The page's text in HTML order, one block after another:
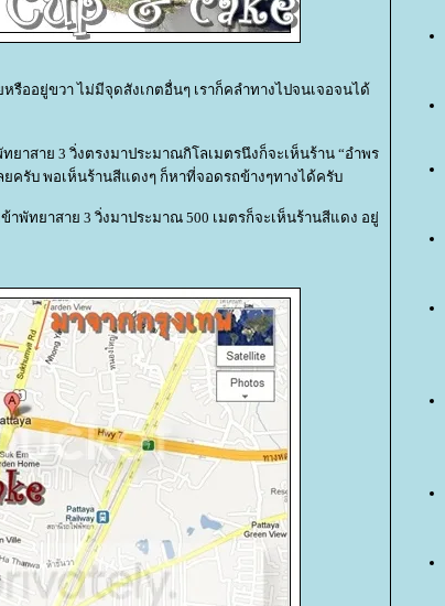
รืออยู่ขวา ไม่มีจุดสังเกตอื่นๆ เราก็คลำทางไปจนเจอจนได้
ยาสาย 3 วิ่งตรงมาประมาณกิโลเมตรนึงก็จะเห็นร้าน “อำพร
ครับ พอเห็นร้านสีแดงๆ ก็หาที่จอดรถข้างๆทางได้ครับ
พัทยาสาย 3 วิ่งมาประมาณ 500 เมตรก็จะเห็นร้านสีแดง อยู่